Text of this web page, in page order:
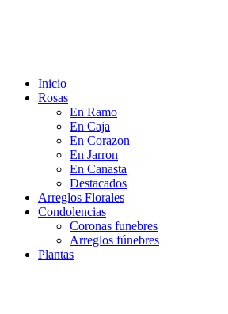
Inicio
Rosas
En Ramo
En Caja
En Corazon
En Jarron
En Canasta
Destacados
Arreglos Florales
Condolencias
Coronas funebres
Arreglos fúnebres
Plantas